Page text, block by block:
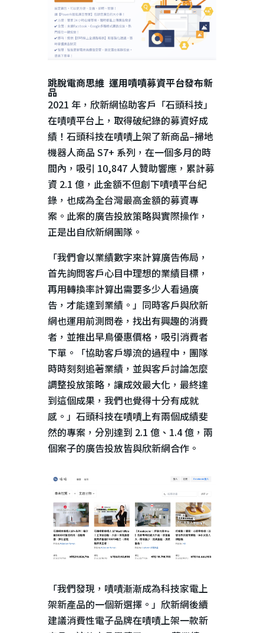
跳脫電商思維 運用嘖嘖募資平台發布新
品
2021 年，欣新網協助客戶「石頭科技」
在嘖嘖平台上，取得破紀錄的募資好成
績！石頭科技在嘖嘖上架了新商品–掃地
機器人商品 S7+ 系列，在一個多月的時
間內，吸引 10,847人贊助響應，累計募
資 2.1 億，此金額不但創下嘖嘖平台紀
錄，也成為全台灣最高金額的募資專
案。此案的廣告投放策略與實際操作，
正是出自欣新網團隊。
「我們會以業績數字來計算廣告佈局，
首先詢問客戶心目中理想的業績目標，
再用轉換率計算出需要多少人看過廣
告，才能達到業績。」同時客戶與欣新
網也運用前測問卷，找出有興趣的消費
者，並推出早鳥優惠價格，吸引消費者
下單。「協助客戶導流的過程中，團隊
時時刻刻追著業績，並與客戶討論怎麼
調整投放策略，讓成效最大化，最終達
到這個成果，我們也覺得十分有成就
感。」石頭科技在嘖嘖上有兩個成績斐
然的專案，分別達到 2.1 億、 1.4億，兩
個案子的廣告投放皆與欣新網合作。
「我們發現，嘖嘖漸漸成為科技家電上
架新產品的一個新選擇。」欣新網後續
建議消費性電子品牌在嘖嘖上架一款新